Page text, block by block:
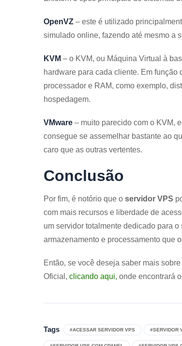
OpenVZ – este é utilizado
simulado online, fazendo até mesmo a
KVM – o KVM, ou Máquina Virtual à
hardware para cada cliente. Em
processador e RAM, como exemplo,
hospedagem.
VMware – muito parecido com o KVM,
consegue se assemelhar bastante ao
caro que as outras vertentes.
Conclusão
Por fim, é notório que o servidor VPS
com mais recursos e liberdade de
um servidor totalmente dedicado para
armazenamento e processamento que
Então, se você deseja saber mais
Oficial, clicando aqui, onde encontrará
Tags #ACESSAR SERVIDOR VPS #SERVIDOR